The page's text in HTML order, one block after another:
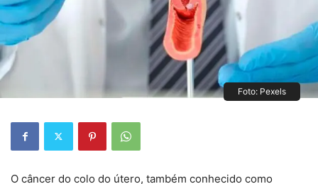
Foto: Pexels
O câncer do colo do útero, também conhecido como